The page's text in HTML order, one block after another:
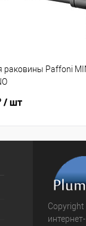
раковины Paffoni
/ шт